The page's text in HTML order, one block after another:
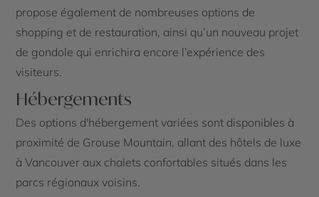
propose également de nombreuses options de
shopping et de restauration, ainsi qu’un nouveau projet
de gondole qui enrichira encore l’expérience des
visiteurs.
Hébergements
Des options d'hébergement variées sont disponibles à
proximité de Grouse Mountain, allant des hôtels de luxe
à Vancouver aux chalets confortables situés dans les
parcs régionaux voisins.